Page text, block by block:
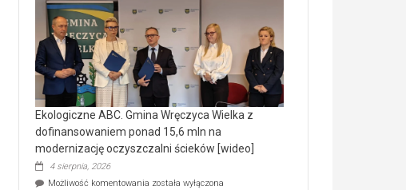
Ekologiczne ABC. Gmina Wręczyca Wielka z
dofinansowaniem ponad 15,6 mln na
modernizację oczyszczalni ścieków [wideo]
4 sierpnia, 2026
Możliwość komentowania Ekologiczne
została wyłączona